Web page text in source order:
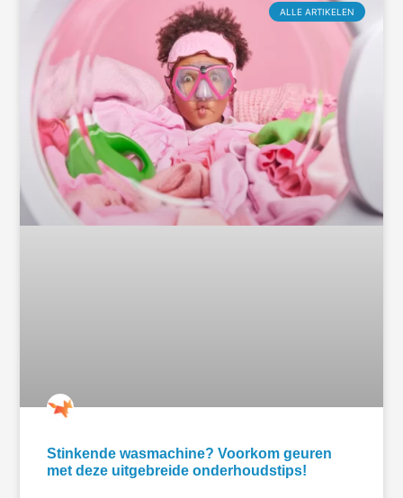
ALLE ARTIKELEN
Stinkende wasmachine? Voorkom geuren
met deze uitgebreide onderhoudstips!